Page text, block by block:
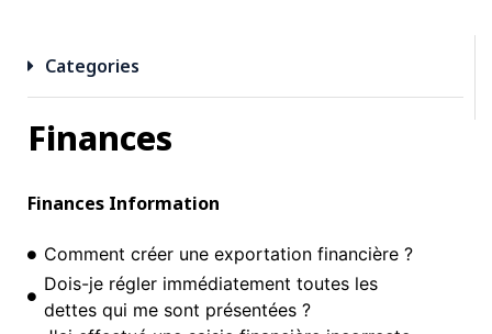
Categories
Finances
Finances Information
Comment créer une exportation financière ?
Dois-je régler immédiatement toutes les
dettes qui me sont présentées ?